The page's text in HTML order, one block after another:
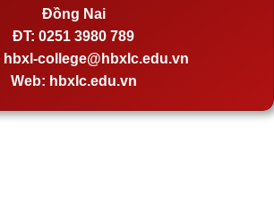
Đồng Nai
ĐT: 0251 3980 789
hbxl-college@hbxlc.edu.vn
Web: hbxlc.edu.vn